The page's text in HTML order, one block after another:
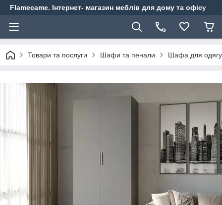
Flamecame. Інтернет- магазин меблів для дому та офісу
Товари та послуги Шафи та пенали Шафа для